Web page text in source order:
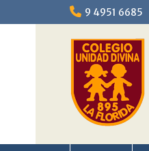
al
9 4951 6685